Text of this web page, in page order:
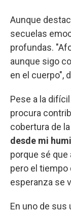
Aunque
secuelas
profundas.
aunque sigo
en el cuerpo",
Pese a la
procura
cobertura de
desde mi
porque sé que
pero el tiempo
esperanza se
En uno de sus